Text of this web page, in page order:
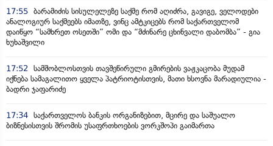
17:55 ბარამიძის სისულელეზე საქმე რომ აღიძრა, გავიგე, ველოდები
ანალოგიურ საქმეებს იმათზე, ვინც ამტკიცებს რომ საქართველომ
დაიწყო “სამხრეთ ოსეთში” ომი და “მძინარე ცხინვალი დაბომბა” - გია
ხუხაშვილი
17:52
სამშობლოსთვის თავშეწირული გმირების ვაჟკაცობა მუდამ
იქნება სამაგალითო ყველა პატრიოტისთვის, მათი ხსოვნა მარადიულია -
ბადრი ჯაფარიძე
17:34 საქართველოს ბანკის ორგანიზებით, მცირე და საშუალო
ბიზნესისთვის შრომის უსაფრთხოების ვორკშოპი გაიმართა